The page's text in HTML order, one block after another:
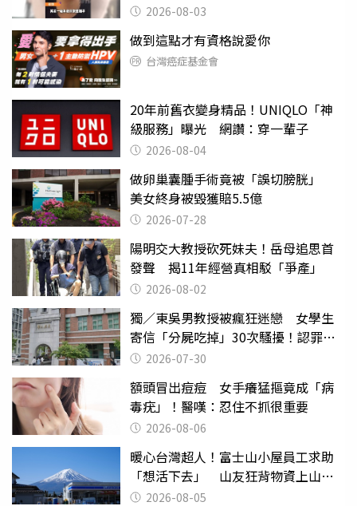
2026-08-03
做到這點才有資格說愛你
台灣癌症基金會
20年前舊衣變身精品！UNIQLO「神
級服務」曝光 網讚：穿一輩子
2026-08-04
做卵巢囊腫手術竟被「誤切膀胱」
美女終身被毀獲賠5.5億
2026-07-28
陽明交大教授砍死妹夫！岳母追思首
發聲 揭11年經營真相駁「爭產」
2026-08-02
獨／東吳男教授被瘋狂迷戀 女學生
寄信「分屍吃掉」30次騷擾！認罪免
關 2026-07-30
額頭冒出痘痘 女手癢猛摳竟成「病
毒疣」！醫嘆：忍住不抓很重要
2026-08-06
暖心台灣超人！富士山小屋員工求助
「想活下去」 山友狂背物資上山：
台灣真的是寶島
2026-08-05